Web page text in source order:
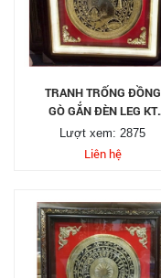
TRANH TRỐNG ĐỒNG
GÒ GẮN ĐÈN LEG KT
150X150
Lượt xem: 2875
Liên hệ